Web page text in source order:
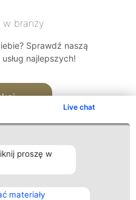
Live chat
proszę w
materiały
w branży
Sprawdź naszą
najlepszych!
Kontakt
Kontakt